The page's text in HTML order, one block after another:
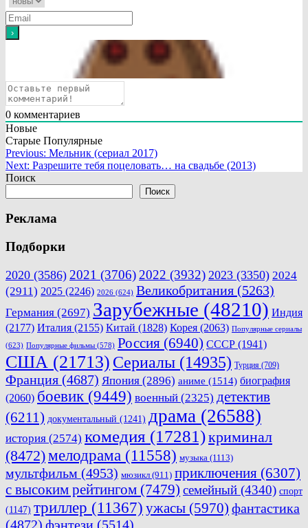
0 комментариев
Новые
Старые Популярные
Навигация
по
Previous: Мельник (сериал 2017)
Next: Разрешите тебя поцеловать… на свадьбе (2013)
Поиск
Поиск
Реклама
Подборки
2020 (3586) 2021 (3706) 2022 (3932) 2023 (3350) 2024
(2911) 2025 (2246) 2026 (624) Великобритания (5263)
Германия (2697) Зарубежные (48210) Индия
(2177) Италия (2155) Китай (1828) Корея (2063) Популярные сериалы
(623) Популярные фильмы (578) Россия (6940) СССР (1941)
США (21713) Сериалы (14935) Турция (709)
Франция (4687) Япония (2896) аниме (1514) биография
(2060) боевик (9449) военный (2325) детектив
(6211) документальный (1241) драма (26588)
история (2574) комедия (17281)криминал
(8472)мелодрама (11558) музыка (1113)
мультфильм (4953) мюзикл (911) приключения (6307)
с высоким рейтингом (7479) семейный (4340) спорт
(1147) триллер (11367) ужасы (5970) фантастика
(4872) фэнтези (5514)